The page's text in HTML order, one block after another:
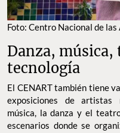
Foto: Centro Nacional de
Danza,
tecnología
El CENART también tiene
exposiciones de artistas
música, la danza y el
escenarios donde se